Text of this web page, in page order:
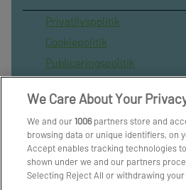
Privatilvspolitik
Cookiepolitik
Publiceringspolitik
Spil ansvarligt
Administrer samtykke
Arkiv
Om os
We Care About Your
We and our1006partners store and
browsing data or unique identifiers, on
Accept enables tracking technologies
shown under we and our partners
Selecting Reject All or withdrawing